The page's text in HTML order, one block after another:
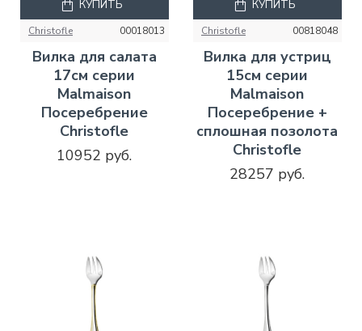
Christofle 00018013
Вилка для салата
17см серии
Malmaison
Посеребрение
Christofle
10952 руб.
КУПИТЬ
Christofle 00818048
Вилка для устриц
15см серии
Malmaison
Посеребрение +
сплошная позолота
Christofle
28257 руб.
КУПИТЬ